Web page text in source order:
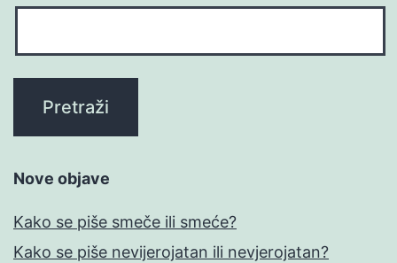
Nove objave
Kako se piše smeče ili smeće?
Kako se piše nevijerojatan ili nevjerojatan?